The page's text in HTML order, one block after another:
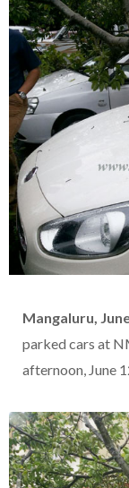
Mangaluru,
parked cars at
afternoon, June